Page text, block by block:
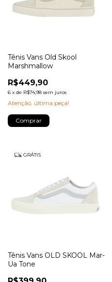
Tênis Vans Old Skool
Marshmallow
R$449,90
6 x de R$74,98 sem juros
Atenção, última peça!
Comprar
GRÁTIS
Tênis Vans OLD SKOOL Mar-
Ua Tone